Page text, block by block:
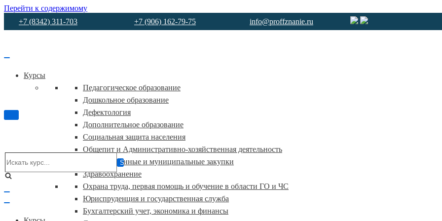
Перейти к содержимому
+7 (8342) 311-703
+7 (906) 162-79-75 info@proffznanie.ru
Курсы
Педагогическое образование
Дошкольное образование
Дефектология
Дополнительное образование
Социальная защита населения
Общепит и Административно-хозяйственная деятельность
Государственные и муниципальные закупки
Здравоохранение
Охрана труда, первая помощь и обучение в области ГО и ЧС
Юриспруденция и государственная служба
Бухгалтерский учет, экономика и финансы
Показать/
Скрыть